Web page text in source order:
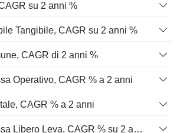
su 2 anni %
Tangibile, CAGR su 2 anni %
CAGR di 2 anni %
Operativo, CAGR % a 2 anni
CAGR % a 2 anni
Flusso di Cassa Libero Leva, CAGR % su 2 anni